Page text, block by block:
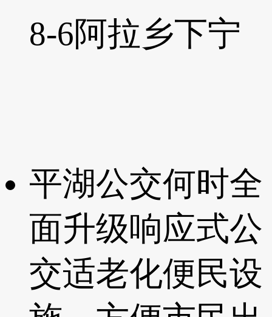
8-6阿拉乡下宁
平湖公交何时全
面升级响应式公
交适老化便民设